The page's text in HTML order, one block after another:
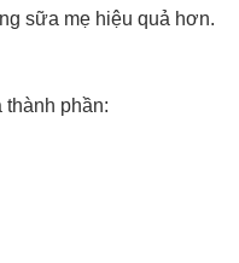
sữa mẹ hiệu quả hơn.
thành phần: